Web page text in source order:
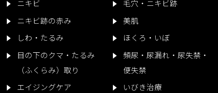
ニキビ
毛穴・ニキビ跡
ニキビ跡の赤み
美肌
しわ・たるみ
ほくろ・いぼ
目の下のクマ・たるみ
（ふくらみ）取り
頻尿・尿漏れ・尿失禁・
便失禁
エイジングケア
いびき治療